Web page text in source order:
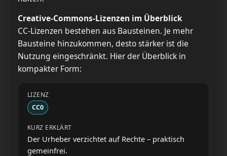
Creative-Commons-Lizenzen im Überblick
CC-Lizenzen bestehen aus Bausteinen. Je mehr
Bausteine hinzukommen, desto stärker ist die
Nutzung eingeschränkt. Hier der Überblick in
kompakter Form:
CC0
Der Urheber verzichtet auf Rechte – praktisch
gemeinfrei.